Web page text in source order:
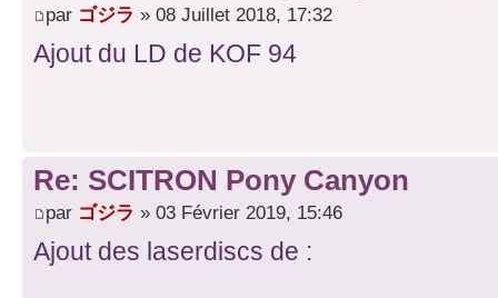
par ゴジラ » 08 Juillet 2018, 17:32
Ajout du LD de KOF 94
Re: SCITRON Pony Canyon
par ゴジラ » 03 Février 2019, 15:46
Ajout des laserdiscs de :